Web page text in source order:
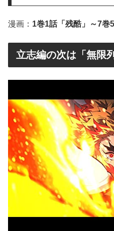
漫画： 1巻1話「残酷」～7巻
立志編の次は「無限